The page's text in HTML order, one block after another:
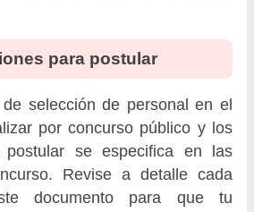
para postular
selección de personal en el
por concurso público y los
postular se especifica en las
Revise a detalle cada
documento para que tu